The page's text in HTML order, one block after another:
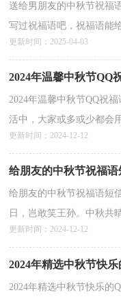
送给男朋友的中秋节祝福
写过祝福语吧，祝福语能
语才算得上是好的祝福语
更新时间：2025-04-03
2024年温馨中秋节QQ
2024年温馨中秋节QQ祝
活中，大家或多或少都会
感情的增进和交流。相信
更新时间：2024-12-12
给朋友的中秋节祝福语
给朋友的中秋节祝福语短
日，岂敢笑王孙。中秋共
樽。举杯同祝愿，月圆永
更新时间：2024-12-12
2024年精选中秋节快
2024年精选中秋节快乐的